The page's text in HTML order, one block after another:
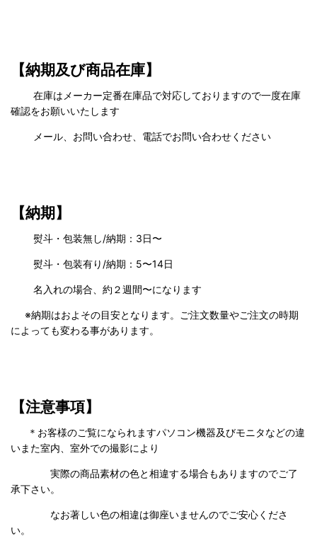
【納期及び商品在庫】
在庫はメーカー定番在庫品で対応しておりますので一度在庫
確認をお願いいたします
メール、お問い合わせ、電話でお問い合わせください
【納期】
熨斗・包装無し/納期：3日〜
熨斗・包装有り/納期：5〜14日
名入れの場合、約２週間〜になります
※納期はおよその目安となります。ご注文数量やご注文の時期
によっても変わる事があります。
【注意事項】
＊お客様のご覧になられますパソコン機器及びモニタなどの違
いまた室内、室外での撮影により
実際の商品素材の色と相違する場合もありますのでご了
承下さい。
なお著しい色の相違は御座いませんのでご安心くださ
い。